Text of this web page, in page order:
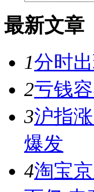
最新文章
1分时
2亏钱
3沪指
爆发
4淘宝